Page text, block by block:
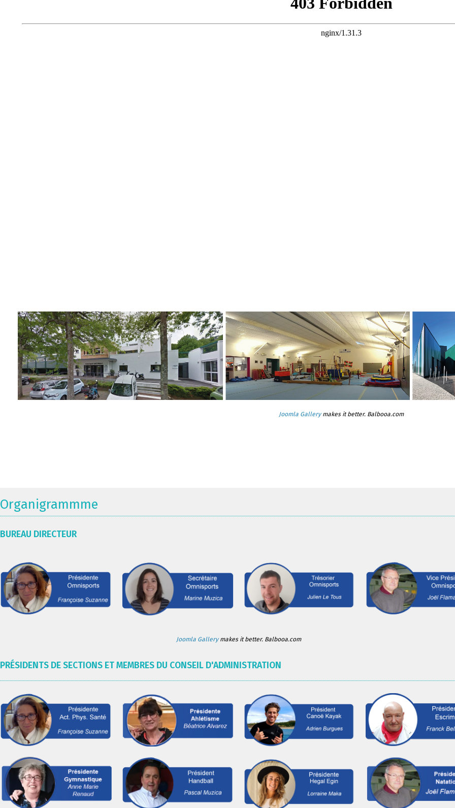
Joomla Gallerymakes it better. Balbooa.com
Organigrammme
BUREAU DIRECTEUR
Joomla Gallerymakes it better. Balbooa.com
PRÉSIDENTS DE SECTIONS ET MEMBRES DU CONSEIL D'ADMINISTRATION